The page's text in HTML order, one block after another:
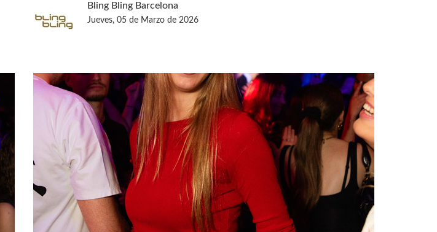
Bling Bling Barcelona
Jueves, 05 de Marzo de 2026